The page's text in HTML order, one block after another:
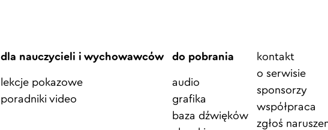
dla nauczycieli i wychowawców
lekcje pokazowe
poradniki video
do pobrania
audio
grafika
baza dźwięków
Element
menu
kontakt
o serwisie
sponsorzy
współpraca
zgłoś